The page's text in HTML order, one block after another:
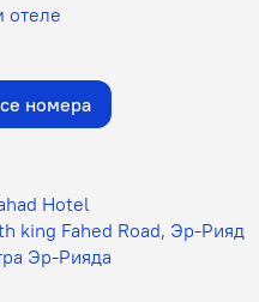
отеле
номера
Hotel
king Fahed Road, Эр-Рияд
Эр-Рияда